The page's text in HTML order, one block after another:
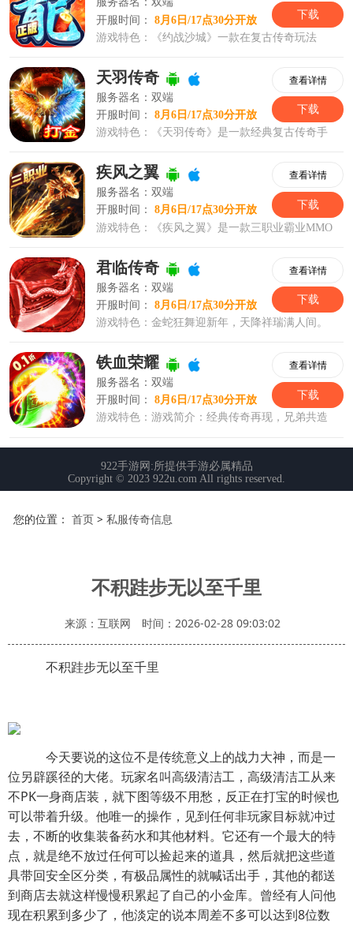
您的位置： 首页> 私服传奇信息
不积跬步无以至千里
来源：互联网 时间：2026-02-28 09:03:02
不积跬步无以至千里
今天要说的这位不是传统意义上的战力大神，而是一
位另辟蹊径的大佬。玩家名叫高级清洁工，高级清洁工从来
不PK一身商店装，就下图等级不用愁，反正在打宝的时候也
可以带着升级。他唯一的操作，见到任何非玩家目标就冲过
去，不断的收集装备药水和其他材料。它还有一个最大的特
点，就是绝不放过任何可以捡起来的道具，然后就把这些道
具带回安全区分类，有极品属性的就喊话出手，其他的都送
到商店去就这样慢慢积累起了自己的小金库。曾经有人问他
现在积累到多少了，他淡定的说本周差不多可以达到8位数